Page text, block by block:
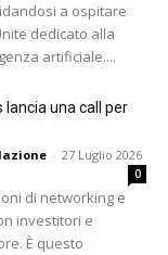
a ospitare
dedicato alla
artificiale....
lancia una call per
- 27 Luglio 2026
0
di networking e
investitori e
È questo